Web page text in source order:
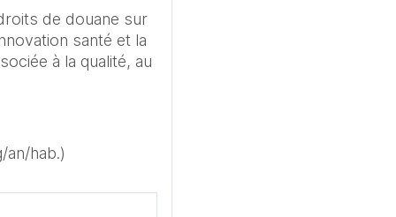
de douane sur
santé et la
à la qualité, au
hab.)